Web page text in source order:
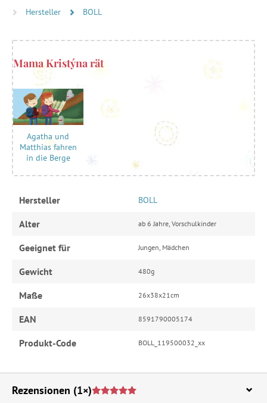
Hersteller
BOLL
Mama Kristýna rät
Agatha und
Matthias fahren
in die Berge
Hersteller BOLL
Alter ab 6 Jahre, Vorschulkinder
Geeignet für Jungen, Mädchen
Gewicht 480g
Maße 26x38x21cm
EAN 8591790005174
Produkt-Code BOLL_119500032_xx
Rezensionen (1×)